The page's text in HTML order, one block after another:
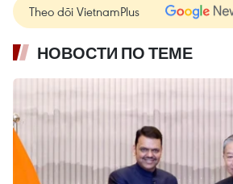
Theo dõi VietnamPlus
НОВОСТИ ПО ТЕМЕ